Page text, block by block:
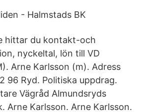
- Halmstads BK
hittar du kontakt-och
nyckeltal, lön till VD
Arne Karlsson (m). Adress
96 Ryd. Politiska uppdrag.
Vägråd Almundsryds
Arne Karlsson. Arne Karlsson.